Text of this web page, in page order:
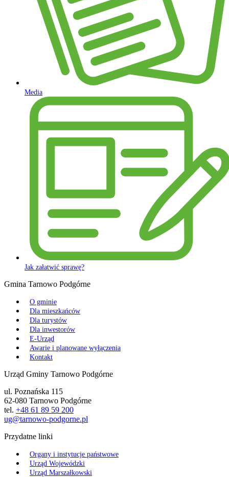
Media
Jak załatwić sprawę?
Gmina Tarnowo Podgórne
O gminie
Dla mieszkańców
Dla turystów
Dla inwestorów
E-Urząd
Awarie i planowane wyłączenia
Kontakt
Urząd Gminy Tarnowo Podgórne
ul. Poznańska 115
62-080 Tarnowo Podgórne
tel. +48 61 89 59 200
ug@tarnowo-podgorne.pl
Przydatne linki
Organy i instytucje państwowe
Urząd Wojewódzki
Urząd Marszałkowski